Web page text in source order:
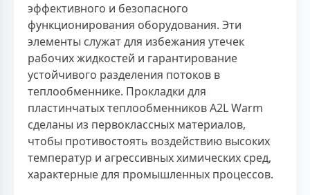
эффективного и безопасного
функционирования оборудования. Эти
элементы служат для избежания утечек
рабочих жидкостей и гарантирование
устойчивого разделения потоков в
теплообменнике. Прокладки для
пластинчатых теплообменников A2L Warm
сделаны из первоклассных материалов,
чтобы противостоять воздействию высоких
температур и агрессивных химических сред,
характерные для промышленных процессов.